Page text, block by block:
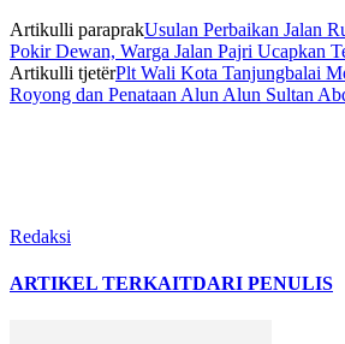
Artikulli paraprakUsulan Perbaikan Jalan
Pokir Dewan, Warga Jalan Pajri Ucapkan
Artikulli tjetërPlt Wali Kota Tanjungbalai
Royong dan Penataan Alun Alun Sultan
Redaksi
ARTIKEL TERKAITDARI PENULIS